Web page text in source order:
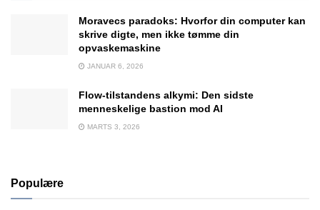
Moravecs paradoks: Hvorfor din computer kan
skrive digte, men ikke tømme din
opvaskemaskine
JANUAR 6, 2026
Flow-tilstandens alkymi: Den sidste
menneskelige bastion mod AI
MARTS 3, 2026
Populære